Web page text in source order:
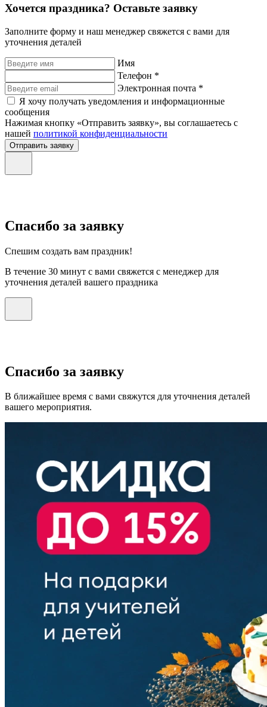
Хочется праздника? Оставьте заявку
Заполните форму и наш менеджер свяжется с вами для
уточнения деталей
Имя
Телефон *
Электронная почта *
Я хочу получать уведомления и информационные
сообщения
Нажимая кнопку «Отправить заявку», вы соглашаетесь с
нашей политикой конфиденциальности
Отправить заявку
Спасибо за заявку
Спешим создать вам праздник!
В течение 30 минут с вами свяжется с менеджер для
уточнения деталей вашего праздника
Спасибо за заявку
В ближайшее время с вами свяжутся для уточнения деталей
вашего мероприятия.